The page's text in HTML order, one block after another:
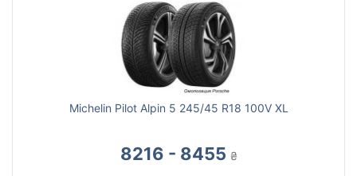
Michelin Pilot Alpin 5 245/45 R18 100V XL
8216 - 8455 ₴